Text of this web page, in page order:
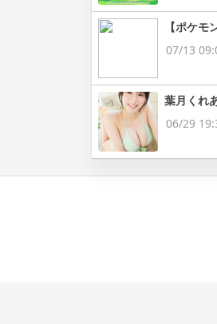
【ポケ
07/13
葉月くれ
06/29